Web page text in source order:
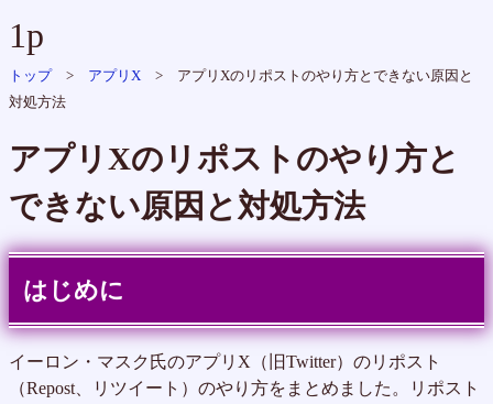
1p
トップ> アプリX > アプリXのリポストのやり方とできない原因と
対処方法
アプリXのリポストのやり方と
できない原因と対処方法
はじめに
イーロン・マスク氏のアプリX（旧Twitter）のリポスト
（Repost、リツイート）のやり方をまとめました。リポスト